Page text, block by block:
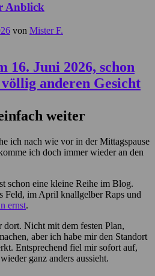
Anblick
von Mister F.
weiter
ich nach wie vor in der Mittagspause
ich doch immer wieder an den
schon eine kleine Reihe im Blog.
Feld, im April knallgelber Raps und
ernst.
Nicht mit dem festen Plan,
aber ich habe mir den Standort
Entsprechend fiel mir sofort auf,
ganz anders aussieht.